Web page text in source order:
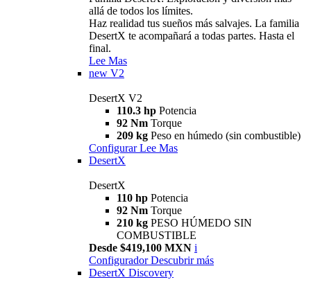
allá de todos los límites.
Haz realidad tus sueños más salvajes. La familia
DesertX te acompañará a todas partes. Hasta el
final.
Lee Mas
new V2
DesertX V2
110.3 hp Potencia
92 Nm Torque
209 kg Peso en húmedo (sin combustible)
Configurar Lee Mas
DesertX
DesertX
110 hp Potencia
92 Nm Torque
210 kg PESO HÚMEDO SIN
COMBUSTIBLE
Desde $419,100 MXN i
Configurador Descubrir más
DesertX Discovery